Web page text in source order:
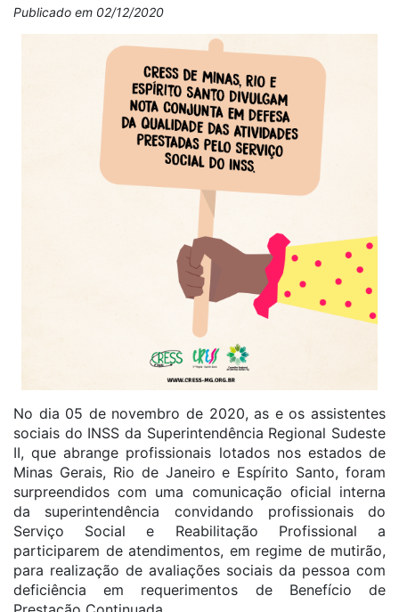
Publicado em 02/12/2020
No dia 05 de novembro de 2020, as e os assistentes
sociais do INSS da Superintendência Regional Sudeste
II, que abrange profissionais lotados nos estados de
Minas Gerais, Rio de Janeiro e Espírito Santo, foram
surpreendidos com uma comunicação oficial interna
da superintendência convidando profissionais do
Serviço Social e Reabilitação Profissional a
participarem de atendimentos, em regime de mutirão,
para realização de avaliações sociais da pessoa com
deficiência em requerimentos de Benefício de